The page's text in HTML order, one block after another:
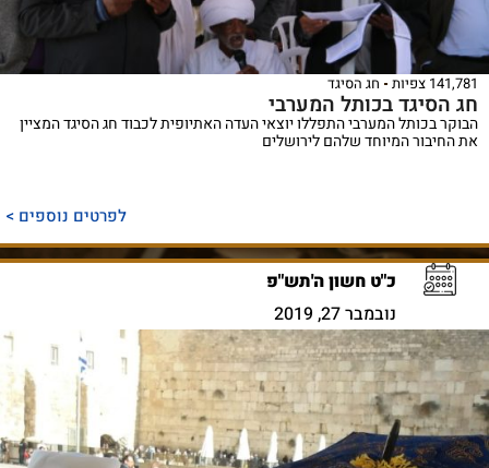
141,781 צפיות חג הסיגד
חג הסיגד בכותל המערבי
הבוקר בכותל המערבי התפללו יוצאי העדה האתיופית לכבוד חג הסיגד המציין
את החיבור המיוחד שלהם לירושלים
לפרטים נוספים >
כ"ט חשון ה'תש"פ
נובמבר 27, 2019